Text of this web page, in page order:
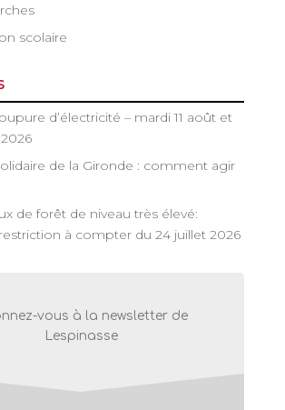
scolaire
d’électricité – mardi 11 août et
de la Gironde : comment agir
de forêt de niveau très élevé:
à compter du 24 juillet 2026
vous à la newsletter de
Lespinasse